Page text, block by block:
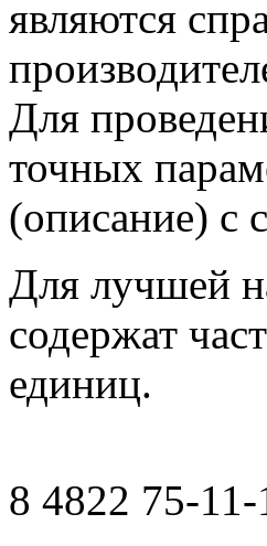
являются
Для
точных
(описание) с
Для лучшей
содержат
единиц.
8 4822 75-